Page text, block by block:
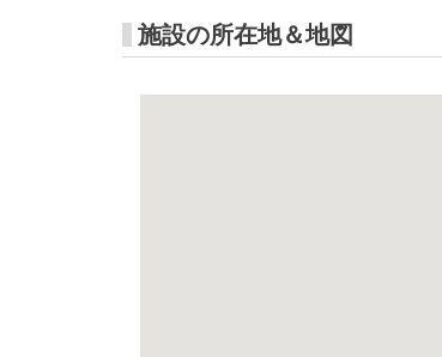
施設の所在地＆地図